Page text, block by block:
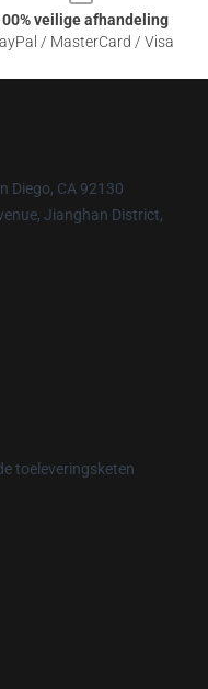
veilige afhandeling
/ MasterCard / Visa
Diego, CA 92130
Jianghan District,
toeleveringsketen